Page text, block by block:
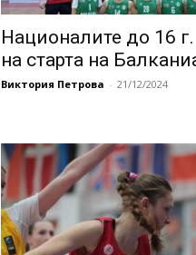
Националите до 16
на старта на
Виктория Петрова - 21/12/2024